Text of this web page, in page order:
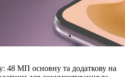
48 МП основну та додаткову на